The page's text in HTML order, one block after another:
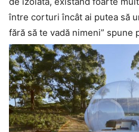
între corturi încât ai putea să
fără să te vadă nimeni” spune